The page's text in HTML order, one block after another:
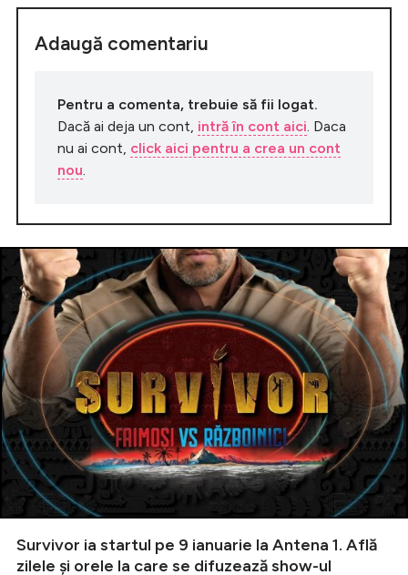
Adaugă comentariu
Pentru a comenta, trebuie să fii logat.
Dacă ai deja un cont, intră în cont aici . Daca
nu ai cont, click aici pentru a crea un cont
nou
Survivor ia startul pe 9 ianuarie la Antena 1. Află
zilele și orele la care se difuzează show-ul